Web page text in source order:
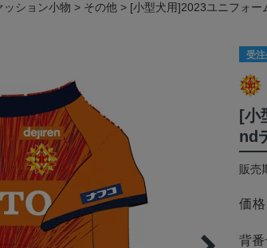
ッション小物 その他 [小型犬用]2023ユニフォ
受
[小
nd
販売
価格
背番